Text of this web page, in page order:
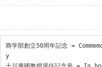
商学部創立50周年記念 =
y